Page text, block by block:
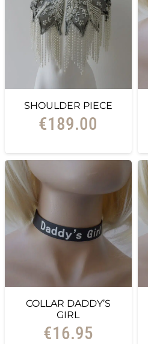
SHOULDER PIECE
€189.00
COLLAR DADDY’S
GIRL
€16.95